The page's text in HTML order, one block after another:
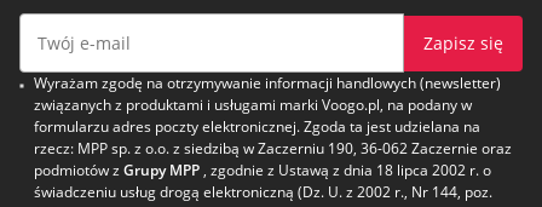
Zapisz się
Wyrażam zgodę na otrzymywanie informacji handlowych (newsletter)
związanych z produktami i usługami marki Voogo.pl, na podany w
formularzu adres poczty elektronicznej. Zgoda ta jest udzielana na
rzecz: MPP sp. z o.o. z siedzibą w Zaczerniu 190, 36-062 Zaczernie oraz
podmiotów z Grupy MPP , zgodnie z Ustawą z dnia 18 lipca 2002 r. o
świadczeniu usług drogą elektroniczną (Dz. U. z 2002 r., Nr 144, poz.